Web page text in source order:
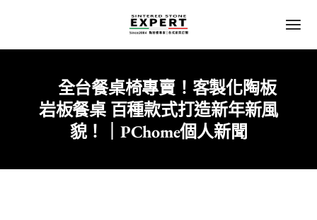
Home
媒體報導
全台餐桌椅專賣！客製化陶板
岩板餐桌 百種款式打造新年新風
貌！｜PChome個人新聞